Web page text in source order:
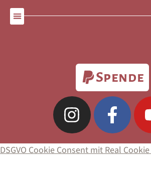
Spende
DSGVO Cookie Consent mit Real